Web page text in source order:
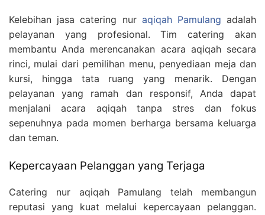
Kelebihan jasa catering nur aqiqah Pamulang adalah
pelayanan yang profesional. Tim catering akan
membantu Anda merencanakan acara aqiqah secara
rinci, mulai dari pemilihan menu, penyediaan meja dan
kursi, hingga tata ruang yang menarik. Dengan
pelayanan yang ramah dan responsif, Anda dapat
menjalani acara aqiqah tanpa stres dan fokus
sepenuhnya pada momen berharga bersama keluarga
dan teman.
Kepercayaan Pelanggan yang Terjaga
Catering nur aqiqah Pamulang telah membangun
reputasi yang kuat melalui kepercayaan pelanggan.